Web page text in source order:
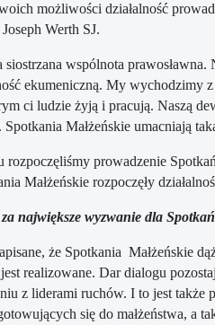
możliwości działalność
Werth SJ.
wspólnota
ekumeniczną. My wychodzimy
ci ludzie żyją i pracują. Naszą
Małżeńskie umacniają
prowadzenie
Małżeńskie rozpoczęły
największe wyzwanie dla
że Spotkania Małżeńskie
realizowane. Dar dialogu
z liderami ruchów. I to jest
się do małżeństwa, a